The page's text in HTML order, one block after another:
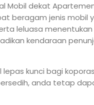
Mobil dekat
beragam jenis mobil
leluasa
kendaraan
kunci bagi
anda tetap